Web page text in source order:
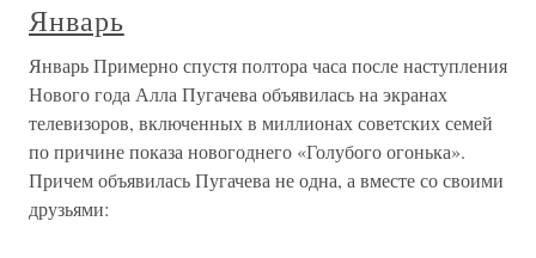
Январь
Январь Примерно спустя полтора часа после наступления
Нового года Алла Пугачева объявилась на экранах
телевизоров, включенных в миллионах советских семей
по причине показа новогоднего «Голубого огонька».
Причем объявилась Пугачева не одна, а вместе со своими
друзьями: